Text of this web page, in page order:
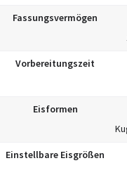
Fassungsvermögen
Vorbereitungszeit
Eisformen
Einstellbare Eisgrößen